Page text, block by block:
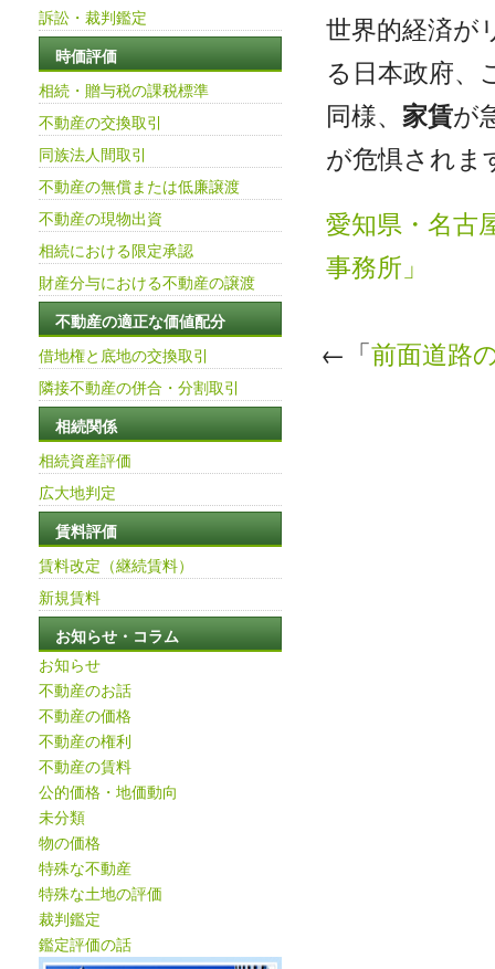
世界的経済が
る日本政府、
同様、 家賃が
が危惧されま
愛知県・名古
事務所」
←「前面道路
訴訟・裁判鑑定
時価評価
相続・贈与税の課税標準
不動産の交換取引
同族法人間取引
不動産の無償または低廉譲渡
不動産の現物出資
相続における限定承認
財産分与における不動産の譲渡
不動産の適正な価値配分
借地権と底地の交換取引
隣接不動産の併合・分割取引
相続関係
相続資産評価
広大地判定
賃料評価
賃料改定（継続賃料）
新規賃料
お知らせ・コラム
お知らせ
不動産のお話
不動産の価格
不動産の権利
不動産の賃料
公的価格・地価動向
未分類
物の価格
特殊な不動産
特殊な土地の評価
裁判鑑定
鑑定評価の話